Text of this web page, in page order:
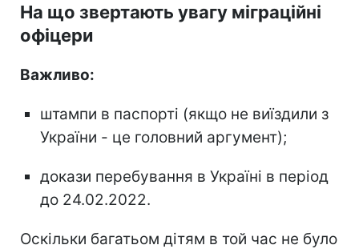
На що звертають увагу міграційні
офіцери
Важливо:
штампи в паспорті (якщо не виїздили з
України - це головний аргумент);
докази перебування в Україні в період
до 24.02.2022.
Оскільки багатьом дітям в той час не було